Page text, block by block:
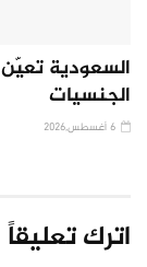
السعودية
الجنسيات
اترك تعليقاً